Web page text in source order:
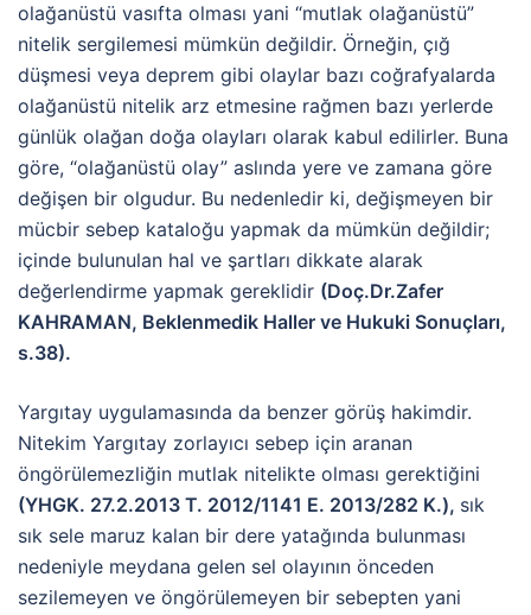
olağanüstü vasıfta olması yani “mutlak olağanüstü”
nitelik sergilemesi mümkün değildir. Örneğin, çığ
düşmesi veya deprem gibi olaylar bazı coğrafyalarda
olağanüstü nitelik arz etmesine rağmen bazı yerlerde
günlük olağan doğa olayları olarak kabul edilirler. Buna
göre, “olağanüstü olay” aslında yere ve zamana göre
değişen bir olgudur. Bu nedenledir ki, değişmeyen bir
mücbir sebep kataloğu yapmak da mümkün değildir;
içinde bulunulan hal ve şartları dikkate alarak
değerlendirme yapmak gereklidir (Doç.Dr.Zafer
KAHRAMAN, Beklenmedik Haller ve Hukuki Sonuçları,
s.38).
Yargıtay uygulamasında da benzer görüş hakimdir.
Nitekim Yargıtay zorlayıcı sebep için aranan
öngörülemezliğin mutlak nitelikte olması gerektiğini
(YHGK. 27.2.2013 T. 2012/1141 E. 2013/282 K.), sık
sık sele maruz kalan bir dere yatağında bulunması
nedeniyle meydana gelen sel olayının önceden
sezilemeyen ve öngörülemeyen bir sebepten yani